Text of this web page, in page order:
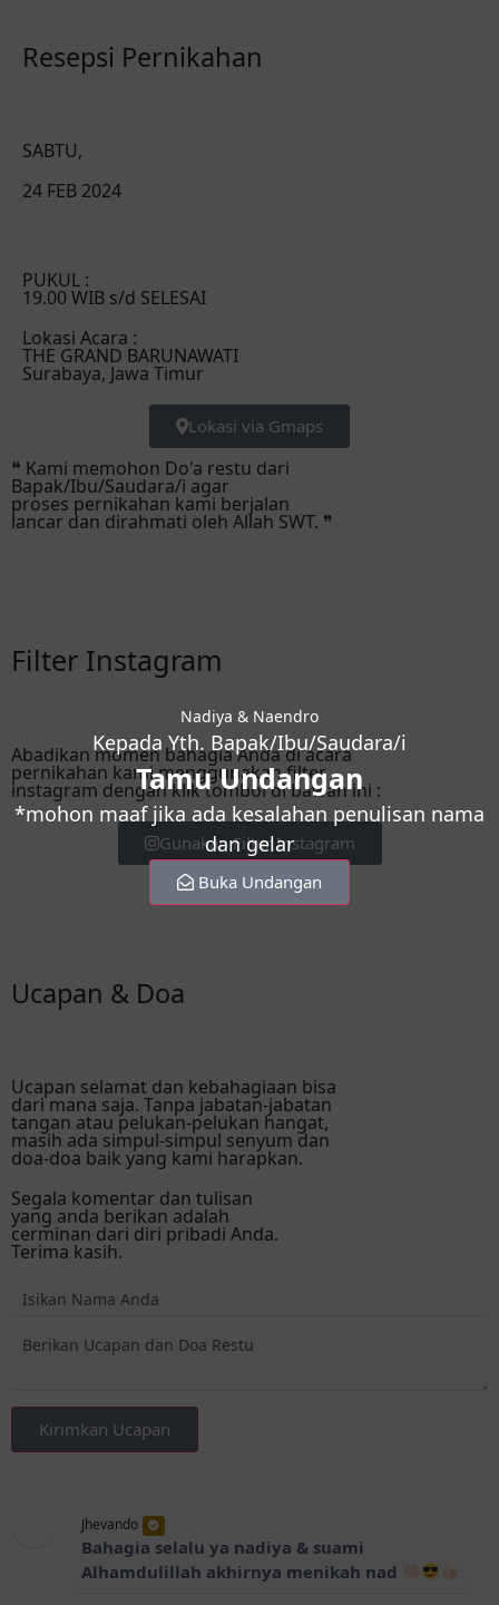
Resepsi Pernikahan
SABTU,
24 FEB 2024
PUKUL :
19.00 WIB s/d SELESAI
Lokasi Acara :
THE GRAND BARUNAWATI
Surabaya, Jawa Timur
Lokasi via Gmaps
❝ Kami memohon Do'a restu dari
Bapak/Ibu/Saudara/i agar
proses pernikahan kami berjalan
lancar dan dirahmati oleh Allah SWT. ❞
Filter Instagram
Abadikan momen bahagia Anda di acara
pernikahan kami menggunakan filter
instagram dengan klik tombol di bawah ini :
Gunakan Filter Instagram
Ucapan & Doa
Ucapan selamat dan kebahagiaan bisa
dari mana saja. Tanpa jabatan-jabatan
tangan atau pelukan-pelukan hangat,
masih ada simpul-simpul senyum dan
doa-doa baik yang kami harapkan.
Segala komentar dan tulisan
yang anda berikan adalah
cerminan dari diri pribadi Anda.
Terima kasih.
Kirimkan Ucapan
Jhevando
Bahagia selalu ya nadiya & suami
Alhamdulillah akhirnya menikah nad
Nadiya & Naendro
Kepada Yth. Bapak/Ibu/Saudara/i
Tamu Undangan
*mohon maaf jika ada kesalahan penulisan nama
dan gelar
Buka Undangan